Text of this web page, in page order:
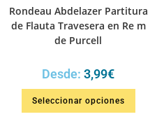
Rondeau Abdelazer Partitura
de Flauta Travesera en Re m
de Purcell
Desde: 3,99€
Seleccionar opciones